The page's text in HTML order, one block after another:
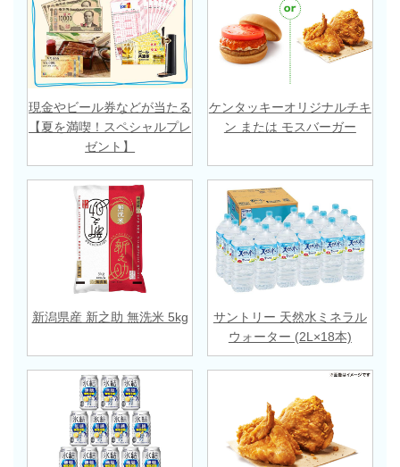
現金やビール券などが当たる
【夏を満喫！スペシャルプレ
ゼント】
ケンタッキーオリジナルチキ
ン または モスバーガー
新潟県産 新之助 無洗米 5kg
サントリー 天然水ミネラル
ウォーター (2L×18本)